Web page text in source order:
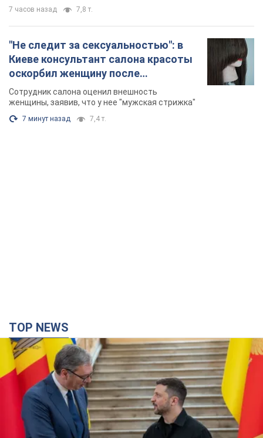
7 часов назад 7,8 т.
"Не следит за сексуальностью": в
Киеве консультант салона красоты
оскорбил женщину после
химиотерапии, разгорелся скандал.
Фото
Сотрудник салона оценил внешность
женщины, заявив, что у нее "мужская стрижка"
7 минут назад 7,4 т.
TOP NEWS